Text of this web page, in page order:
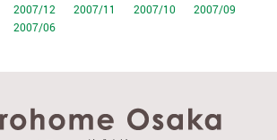
2007/12 2007/11 2007/10
2007/09
2007/06